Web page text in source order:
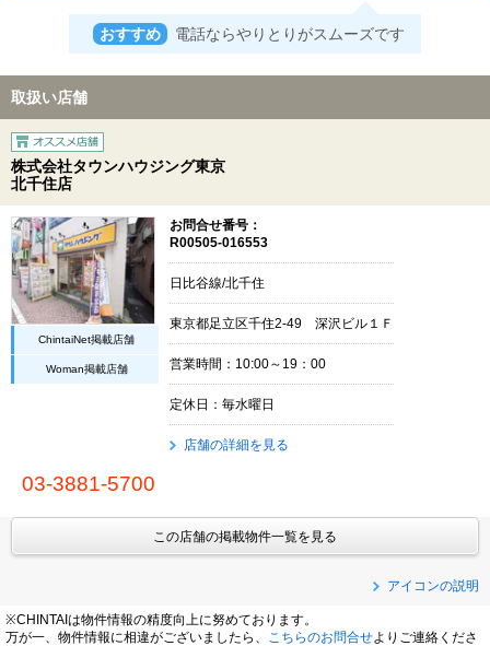
おすすめ 電話ならやりとりがスムーズです
取扱い店舗
株式会社タウンハウジング東京
北千住店
ChintaiNet掲載店舗
Woman掲載店舗
お問合せ番号：
R00505-016553
日比谷線/北千住
東京都足立区千住2-49 深沢ビル１Ｆ
営業時間：10:00～19：00
定休日：毎水曜日
店舗の詳細を見る
03-3881-5700
この店舗の掲載物件一覧を見る
アイコンの説明
※CHINTAIは物件情報の精度向上に努めております。
万が一、物件情報に相違がございましたら、
こちらのお問合せよりご連絡くださ